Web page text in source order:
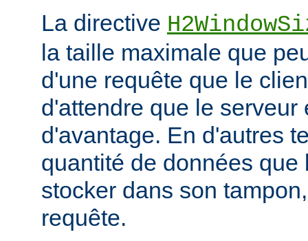
La directive
la taille maximale que
d'une requête que le
d'attendre que le serveur
d'avantage. En d'autres
quantité de données que
stocker dans son
requête.